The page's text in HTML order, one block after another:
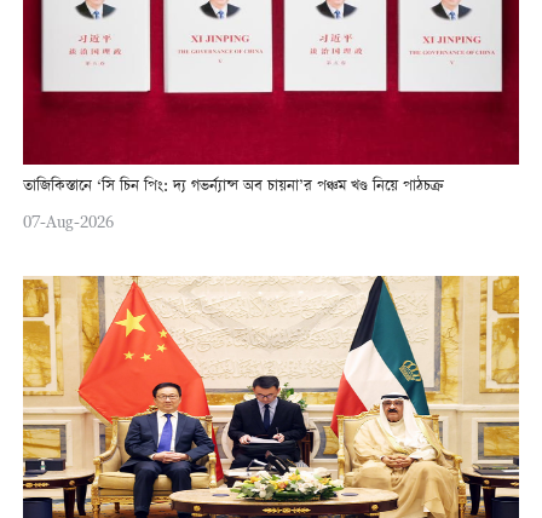
তাজিকিস্তানে ‘সি চিন পিং: দ্য গভর্ন্যান্স অব চায়না’র পঞ্চম খণ্ড নিয়ে পাঠচক্র
07-Aug-2026